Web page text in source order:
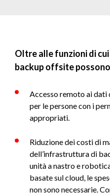
Oltre alle funzioni di
backup offsite
Accesso remoto ai dati
per le persone con i
appropriati.
Riduzione dei costi di
dell’infrastruttura di
unità a nastro e
basate sul cloud, le
non sono necessarie.